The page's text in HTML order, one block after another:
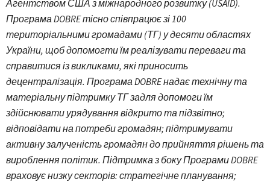
Агентством США з міжнародного розвитку (USAID).
Програма DOBRE тісно співпрацює зі 100
територіальними громадами (ТГ) у десяти областях
України, щоб допомогти їм реалізувати переваги та
справитися із викликами, які приносить
децентралізація. Програма DOBRE надає технічну та
матеріальну підтримку ТГ задля допомоги їм
здійснювати урядування відкрито та підзвітно;
відповідати на потреби громадян; підтримувати
активну залученість громадян до прийняття рішень та
вироблення політик. Підтримка з боку Програми DOBRE
враховує низку секторів: стратегічне планування;